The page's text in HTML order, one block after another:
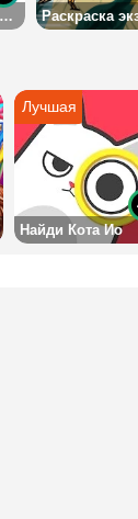
Рисовать по клеточкам 1
Найди Кота Ио